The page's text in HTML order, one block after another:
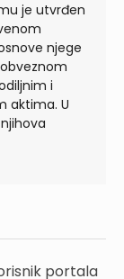
je utvrđen
njege
i
aktima. U
portala